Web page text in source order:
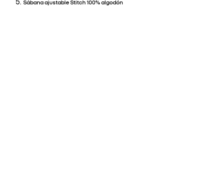
Sábana ajustable Stitch 100% algodón